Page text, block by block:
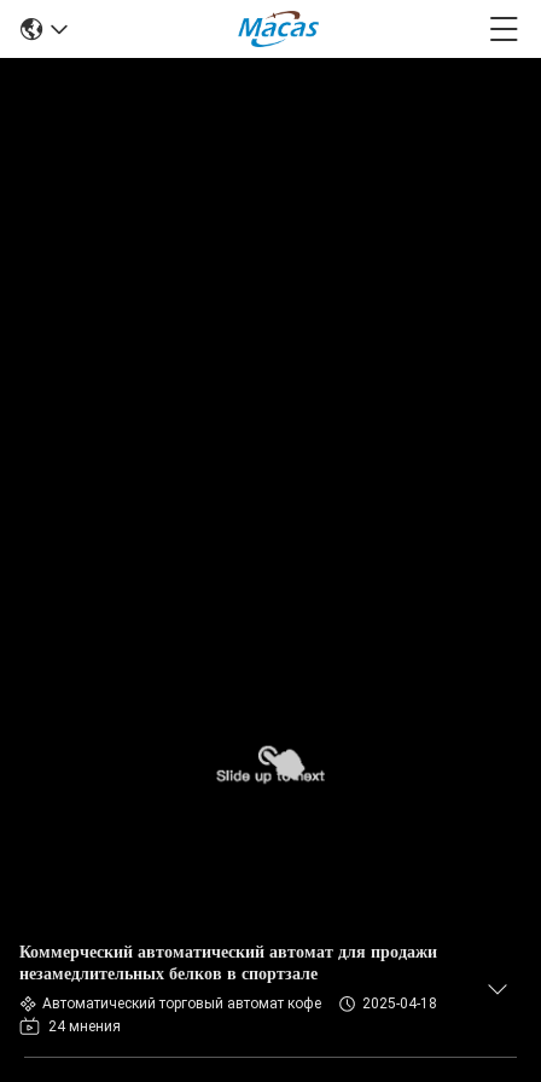
Коммерческий автоматический автомат для продажи
незамедлительных белков в спортзале
Автоматический торговый автомат кофе
2025-04-18
24 мнения